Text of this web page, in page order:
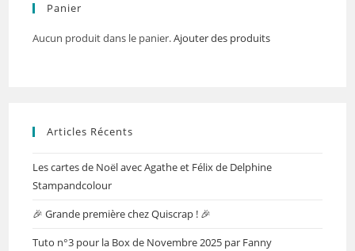
Panier
Aucun produit dans le panier.Ajouter des produits
Articles Récents
Les cartes de Noël avec Agathe et Félix de Delphine
Stampandcolour
🎉 Grande première chez Quiscrap ! 🎉
Tuto n°3 pour la Box de Novembre 2025 par Fanny